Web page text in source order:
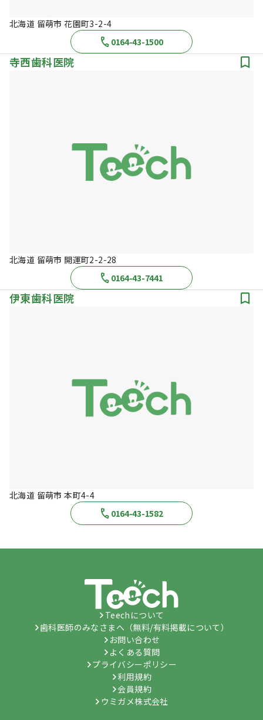
北海道 留萌市 花園町3-2-4
0164-43-1500
寺西歯科医院
北海道 留萌市 開運町2-2-28
0164-43-7441
伊東歯科医院
北海道 留萌市 本町4-4
0164-43-1582
Teechについて
歯科医師のみなさまへ（無料/有料掲載について）
お問い合わせ
よくある質問
プライバシーポリシー
利用規約
会員規約
ウミガメ株式会社